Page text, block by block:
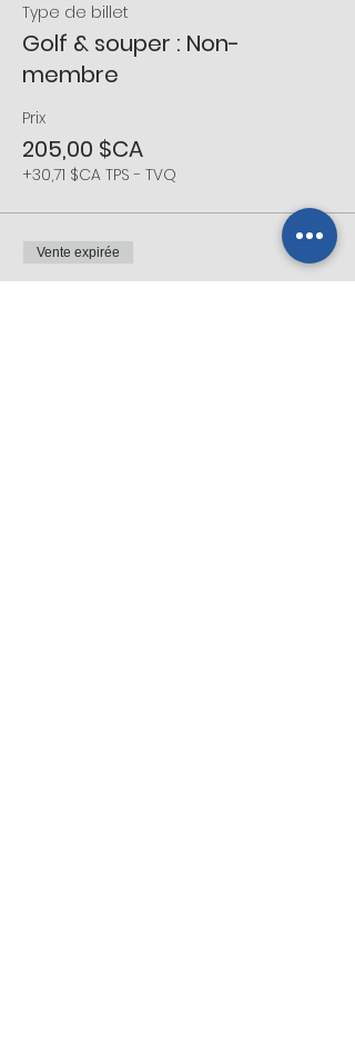
Type de billet
Golf & souper : Non-
membre
Prix
205,00 $CA
+30,71 $CA TPS - TVQ
Vente expirée
Type de billet